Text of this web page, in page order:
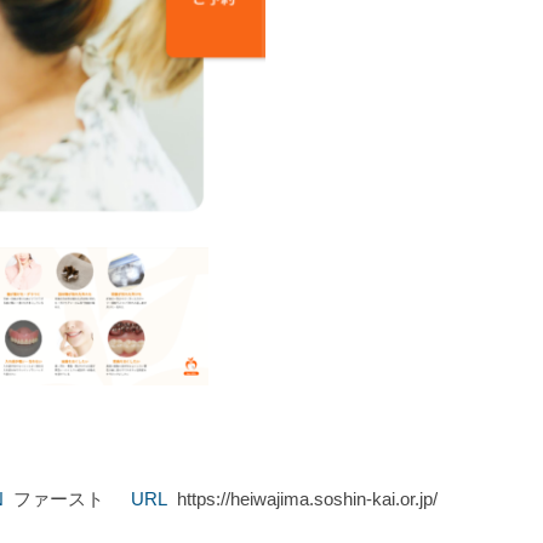
ファースト URL https://heiwajima.soshin-kai.or.jp/